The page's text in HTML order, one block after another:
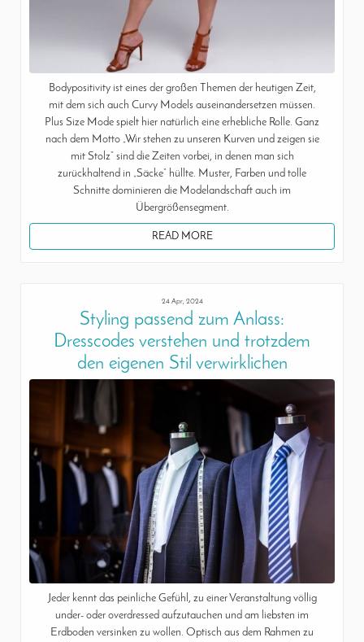
Bodypositivity ist eines der großen Themen der heutigen Zeit,
mit dem sich auch Curvy Models auseinandersetzen müssen.
Plus Size Mode spielt hier natürlich eine erhebliche Rolle. Ganz
nach dem Motto „Wir stehen zu unseren Kurven und zeigen sie
mit Stolz“ sind die Zeiten vorbei, in denen man sich
zurückhaltend in „Säcke“ hüllte. Muster, Farben und tolle
Schnitte dominieren die Modelandschaft auch im
Übergrößensegment.
READ MORE
24 Apr, 2024
Styling passend zum Anlass:
Dresscodes verstehen und trotzdem
den eigenen Stil verwirklichen
Jeder kennt das peinliche Gefühl, zu einer Veranstaltung völlig
under- oder overdressed aufzutauchen und am liebsten im
Erdboden versinken zu wollen. Optisch aus dem Rahmen zu